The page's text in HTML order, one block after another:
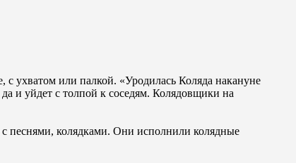
ухватом или палкой. «Уродилась Коляда накануне
и уйдет с толпой к соседям. Колядовщики на
песнями, колядками. Они исполнили колядные